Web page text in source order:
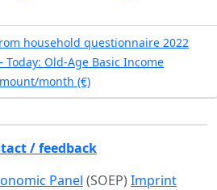
household questionnaire 2022
Today: Old-Age Basic Income
month (€)
/ feedback
Panel (SOEP) Imprint